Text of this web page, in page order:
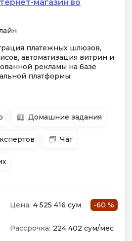
магазин во
платежных шлюзов,
автоматизация витрин и
рекламы на базе
платформы
Домашние задания
Чат
Цена: 4 525 416 сум -60 %
Рассрочка: 224 402 сум/мес